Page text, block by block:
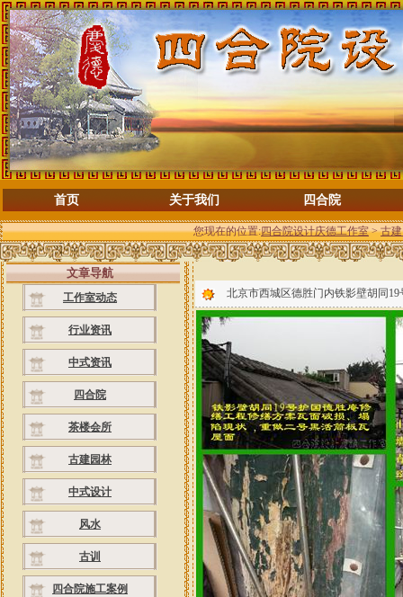
首页 关于我们 四合院
您现在的位置:四合院设计庆德工作室>古
文章导航
工作室动态
行业资讯
中式资讯
四合院
茶楼会所
古建园林
中式设计
风水
古训
四合院施工案例
北京市西城区德胜门内铁影壁胡同